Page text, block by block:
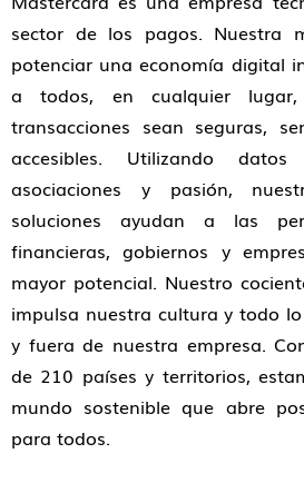
sector de los pagos. Nuestra
potenciar una economía digital
a todos, en cualquier
transacciones sean seguras,
accesibles. Utilizando
asociaciones y pasión,
soluciones ayudan a las
financieras, gobiernos y
mayor potencial. Nuestro
impulsa nuestra cultura y todo
y fuera de nuestra empresa.
de 210 países y territorios,
mundo sostenible que abre
para todos.